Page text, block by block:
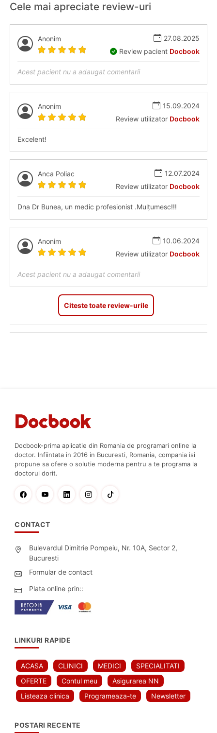
Cele mai apreciate review-uri
Anonim
27.08.2025
Review pacient Docbook
Acest pacient nu a adaugat comentarii
Anonim
15.09.2024
Review utilizator Docbook
Excelent!
Anca Poliac
12.07.2024
Review utilizator Docbook
Dna Dr Bunea, un medic profesionist .Mulțumesc!!!
Anonim
10.06.2024
Review utilizator Docbook
Acest pacient nu a adaugat comentarii
Citeste toate review-urile
Docbook-prima aplicatie din Romania de programari online la
doctor. Infiintata in 2016 in Bucuresti, Romania, compania isi
propune sa ofere o solutie moderna pentru a te programa la
doctorul dorit.
CONTACT
Bulevardul Dimitrie Pompeiu, Nr. 10A, Sector 2,
Bucuresti
Formular de contact
Plata online prin::
LINKURI RAPIDE
ACASA CLINICI MEDICI
SPECIALITATI
OFERTE
Contul meu
Asigurarea NN
Listeaza clinica
Programeaza-te Newsletter
POSTARI RECENTE